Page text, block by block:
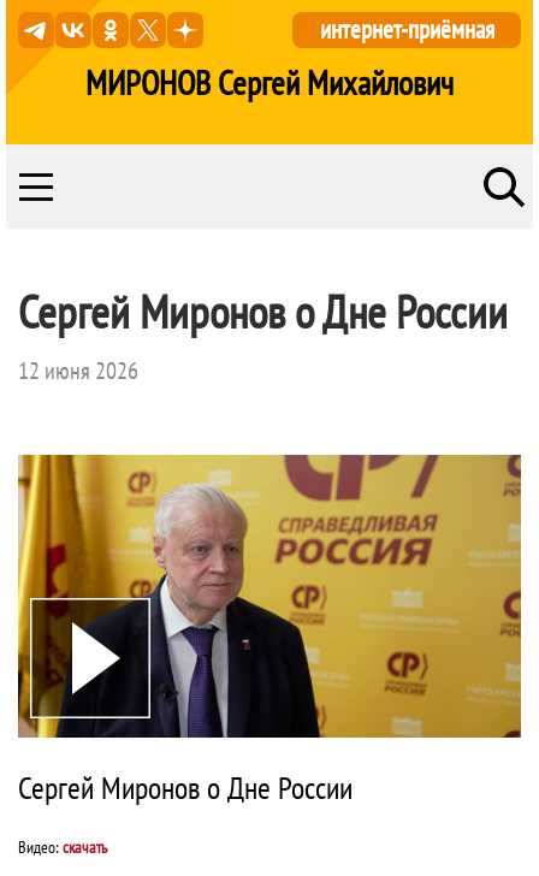
МИРОНОВ Сергей Михайлович
интернет-приёмная
Сергей Миронов о Дне России
12 июня 2026
Сергей Миронов о Дне России
Видео:скачать